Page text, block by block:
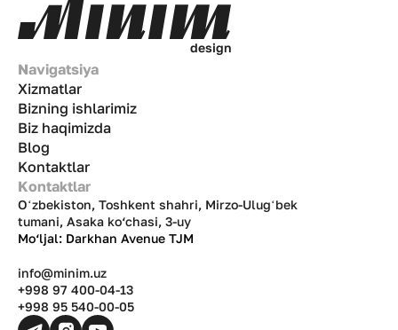
design
Navigatsiya
Xizmatlar
Bizning ishlarimiz
Biz haqimizda
Blog
Kontaktlar
Kontaktlar
Oʻzbekiston, Toshkent shahri, Mirzo-Ulugʻbek
tumani, Asaka ko‘chasi, 3-uy
Mo‘ljal: Darkhan Avenue TJM
info@minim.uz
+998 97 400-04-13
+998 95 540-00-05